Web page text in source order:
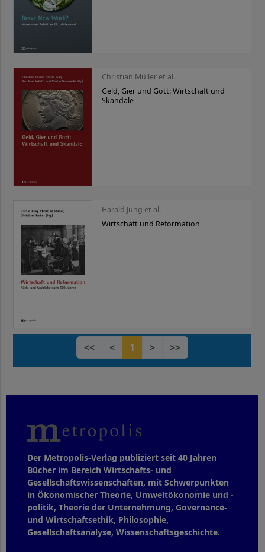
Christian Müller et al.
Geld, Gier und Gott: Wirtschaft und
Skandale
Harald Jung et al.
Wirtschaft und Reformation
<< < 1 > >>
Der Metropolis-Verlag publiziert seit 40 Jahren
Bücher im Bereich Wirtschafts- und
Gesellschaftswissenschaften, mit Schwerpunkten
in Ökonomischer Theorie, Umweltökonomie und -
politik, Theorie der Unternehmung, Governance-
und Wirtschaftsethik, Philosophie,
Gesellschaftsanalyse, Wissenschaftsgeschichte.